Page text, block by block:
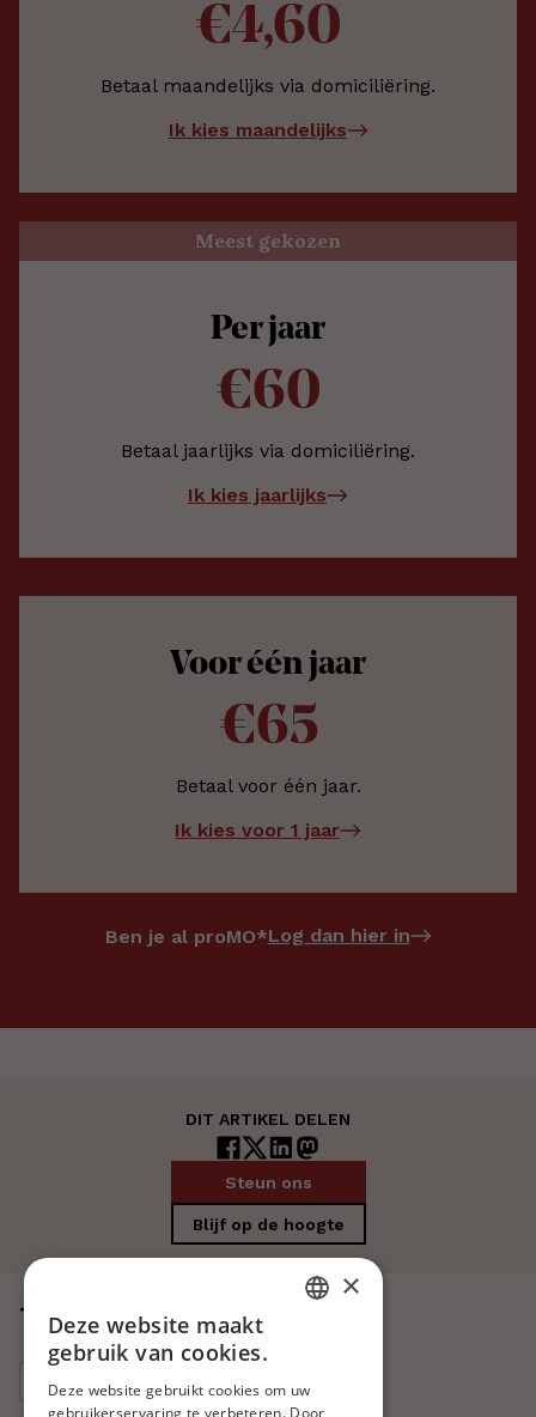
€4,60
Betaal maandelijks via domiciliëring.
Ik kies maandelijks
Meest gekozen
Per jaar
€60
Betaal jaarlijks via domiciliëring.
Ik kies jaarlijks
Voor één jaar
€65
Betaal voor één jaar.
Ik kies voor 1 jaar
Ben je al proMO*Log dan hier in
DIT ARTIKEL DELEN
Steun ons
Blijf op de hoogte
Tags
Europa Midden-Oosten
×
Deze website maakt
gebruik van cookies.
Deze website gebruikt cookies om uw
gebruikerservaring te verbeteren. Door